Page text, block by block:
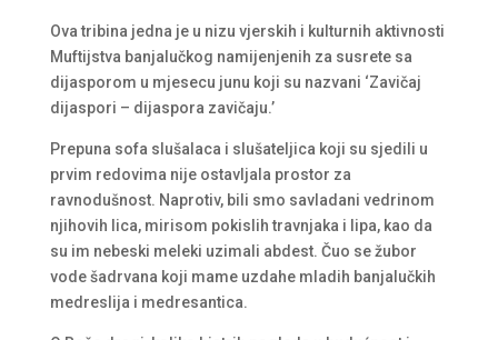
Ova tribina jedna je u nizu vjerskih i kulturnih aktivnosti
Muftijstva banjalučkog namijenjenih za susrete sa
dijasporom u mjesecu junu koji su nazvani ‘Zavičaj
dijaspori – dijaspora zavičaju.’
Prepuna sofa slušalaca i slušateljica koji su sjedili u
prvim redovima nije ostavljala prostor za
ravnodušnost. Naprotiv, bili smo savladani vedrinom
njihovih lica, mirisom pokislih travnjaka i lipa, kao da
su im nebeski meleki uzimali abdest. Čuo se žubor
vode šadrvana koji mame uzdahe mladih banjalučkih
medreslija i medresantica.